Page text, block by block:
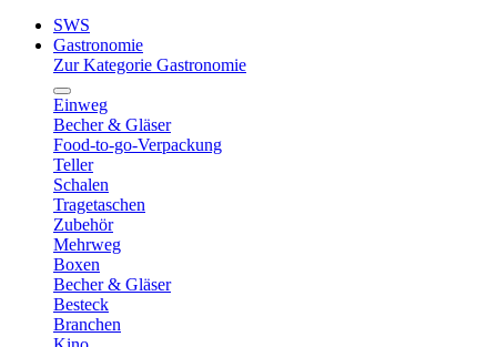
SWS
Gastronomie
Zur Kategorie Gastronomie
Einweg
Becher & Gläser
Food-to-go-Verpackung
Teller
Schalen
Tragetaschen
Zubehör
Mehrweg
Boxen
Becher & Gläser
Besteck
Branchen